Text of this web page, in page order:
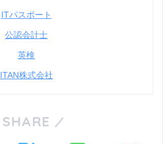
ITパスポート
公認会計士
英検
ITAN株式会社
SHARE